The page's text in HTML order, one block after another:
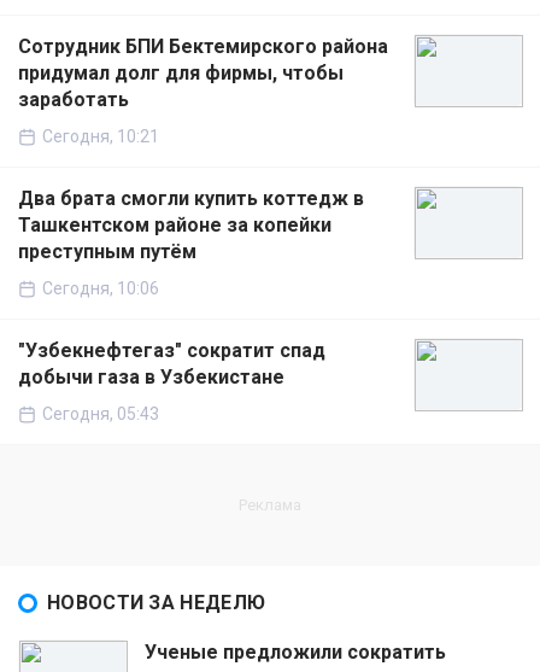
Сотрудник БПИ Бектемирского района
придумал долг для фирмы, чтобы
заработать
Сегодня, 10:21
Два брата смогли купить коттедж в
Ташкентском районе за копейки
преступным путём
Сегодня, 10:06
"Узбекнефтегаз" сократит спад
добычи газа в Узбекистане
Сегодня, 05:43
НОВОСТИ ЗА НЕДЕЛЮ
Ученые предложили сократить